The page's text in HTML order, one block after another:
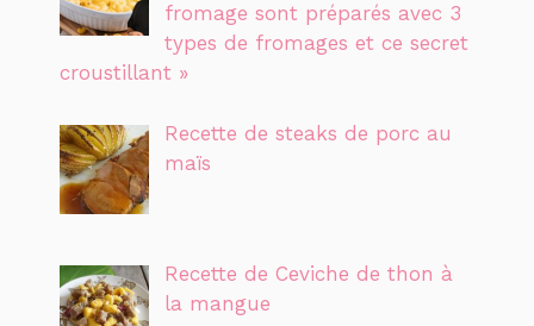
fromage sont préparés avec 3
types de fromages et ce secret
croustillant »
Recette de steaks de porc au
maïs
Recette de Ceviche de thon à
la mangue